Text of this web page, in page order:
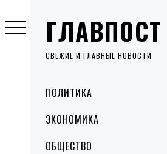
ГЛАВПОСТ
СВЕЖИЕ И ГЛАВНЫЕ НОВОСТИ
MenuПОЛИТИКА
ЭКОНОМИКА
ОБЩЕСТВО
to
content